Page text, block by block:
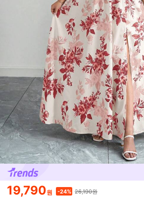
19,790원 -24% 26,190원